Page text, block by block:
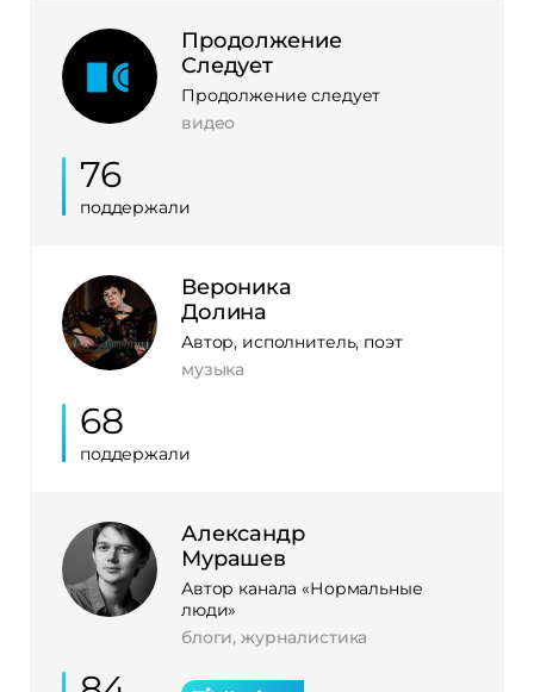
Продолжение
Следует
Продолжение следует
видео
76
поддержали
Вероника
Долина
Автор, исполнитель, поэт
музыка
68
поддержали
Александр
Мурашев
Автор канала «Нормальные
люди»
блоги, журналистика